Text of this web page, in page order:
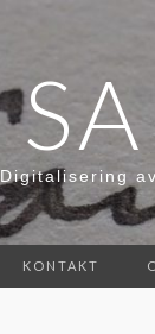
Digitalisering
KONTAKT